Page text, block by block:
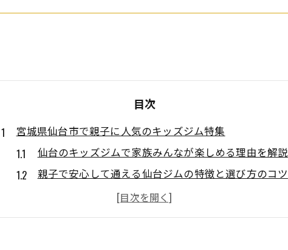
目次
宮城県仙台市で親子に人気のキッズジム特集
仙台のキッズジムで家族みんなが楽しめる理由を解説
親子で安心して通える仙台ジムの特徴と選び方のコツ
仙台市のジムで子供の運動能力が育つポイントを紹介
仙台のジム選びで重視したい安全性やサポート体制